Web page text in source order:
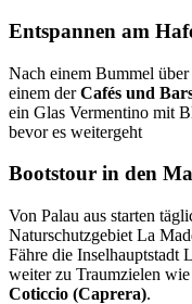
Entspannen am
Nach einem Bummel
einem derCafés und
ein Glas Vermentino mit
bevor es weitergeht
Bootstour in den
Von Palau aus starten
Naturschutzgebiet La
Fähre die Inselhauptstadt
weiter zu Traumzielen wie
Coticcio (Caprera).